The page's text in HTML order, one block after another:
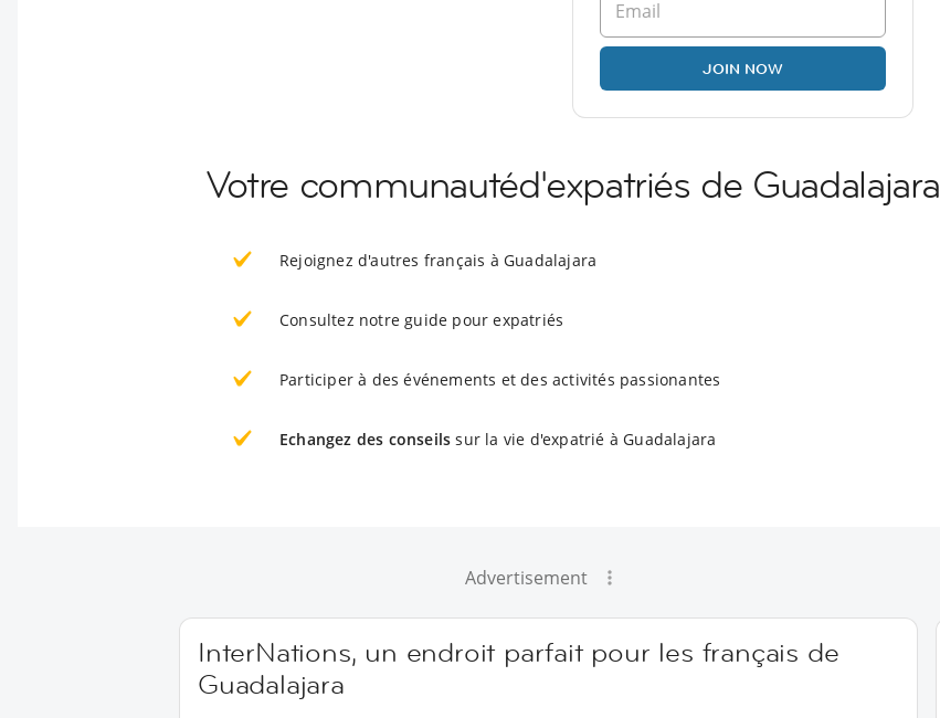
JOIN NOW
Votre communautéd'expatriés de Guadalajara
Rejoignez d'autres français à Guadalajara
Consultez notre guide pour expatriés
Participer à des événements et des activités passionantes
Echangez des conseils sur la vie d'expatrié à Guadalajara
Advertisement
InterNations, un endroit parfait pour les français de
Guadalajara